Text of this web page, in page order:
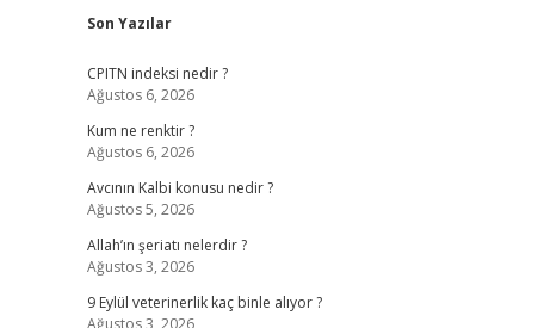
Sidebar
Son Yazılar
CPITN indeksi nedir ?
Ağustos 6, 2026
Kum ne renktir ?
Ağustos 6, 2026
Avcının Kalbi konusu nedir ?
Ağustos 5, 2026
Allah’ın şeriatı nelerdir ?
Ağustos 3, 2026
9 Eylül veterinerlik kaç binle alıyor ?
Ağustos 3, 2026